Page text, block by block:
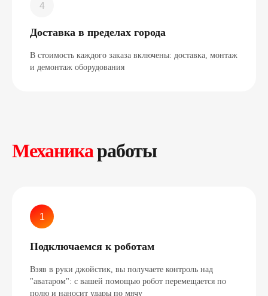
Доставка в пределах города
В стоимость каждого заказа включены: доставка, монтаж
и демонтаж оборудования
Механикаработы
Подключаемся к роботам
Взяв в руки джойстик, вы получаете контроль над
"аватаром": с вашей помощью робот перемещается по
полю и наносит удары по мячу